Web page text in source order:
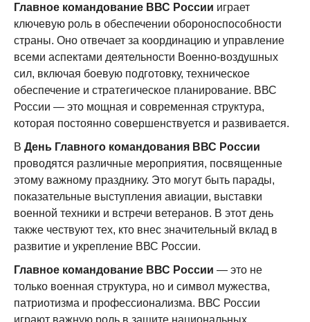
Главное командование ВВС России играет
ключевую роль в обеспечении обороноспособности
страны. Оно отвечает за координацию и управление
всеми аспектами деятельности Военно-воздушных
сил, включая боевую подготовку, техническое
обеспечение и стратегическое планирование. ВВС
России — это мощная и современная структура,
которая постоянно совершенствуется и развивается.
В День Главного командования ВВС России
проводятся различные мероприятия, посвященные
этому важному празднику. Это могут быть парады,
показательные выступления авиации, выставки
военной техники и встречи ветеранов. В этот день
также чествуют тех, кто внес значительный вклад в
развитие и укрепление ВВС России.
Главное командование ВВС России — это не
только военная структура, но и символ мужества,
патриотизма и профессионализма. ВВС России
играют важную роль в защите национальных